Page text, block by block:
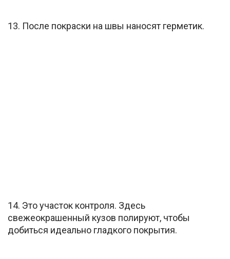
13. После покраски на швы наносят герметик.
14. Это участок контроля. Здесь
свежеокрашенный кузов полируют, чтобы
добиться идеально гладкого покрытия.